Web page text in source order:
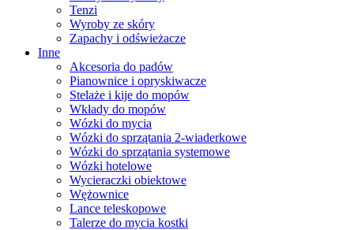
Tenzi
Wyroby ze skóry
Zapachy i odświeżacze
Inne
Akcesoria do padów
Pianownice i opryskiwacze
Stelaże i kije do mopów
Wkłady do mopów
Wózki do mycia
Wózki do sprzątania 2-wiaderkowe
Wózki do sprzątania systemowe
Wózki hotelowe
Wycieraczki obiektowe
Wężownice
Lance teleskopowe
Talerze do mycia kostki